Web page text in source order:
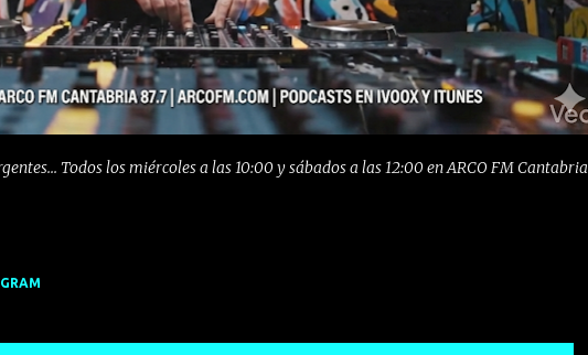
Todos los miércoles a las 10:00 y sábados a las 12:00 en ARCO FM Cantabria